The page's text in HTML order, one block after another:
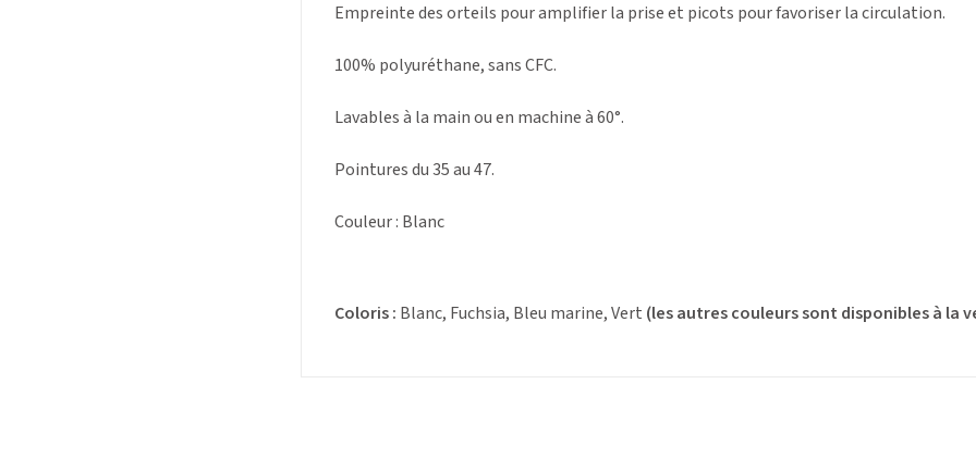
Empreinte des orteils pour amplifier la prise et picots pour favoriser la circulation.
100% polyuréthane, sans CFC.
Lavables à la main ou en machine à 60°.
Pointures du 35 au 47.
Couleur : Blanc
Coloris : Blanc, Fuchsia, Bleu marine, Vert (les autres couleurs sont disponibles à la